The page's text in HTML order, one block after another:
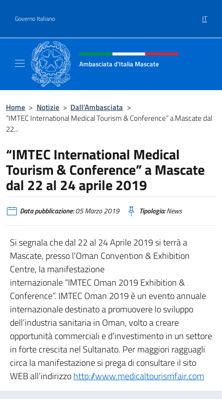
Governo Italiano IT
Intestazione sito, social e menù
Ambasciata d'Italia Mascate
Home > Notizie > Dall’Ambasciata >
“IMTEC International Medical Tourism & Conference” a Mascate dal
22...
“IMTEC International Medical
Tourism & Conference” a Mascate
dal 22 al 24 aprile 2019
Data pubblicazione:05 Marzo 2019 Tipologia:News
Si segnala che dal 22 al 24 Aprile 2019 si terrà a
Mascate, presso l’Oman Convention & Exhibition
Centre, la manifestazione
internazionale “IMTEC Oman 2019 Exhibition &
Conference”. IMTEC Oman 2019 è un evento annuale
internazionale destinato a promuovere lo sviluppo
dell’industria sanitaria in Oman, volto a creare
opportunità commerciali e d’investimento in un settore
in forte crescita nel Sultanato. Per maggiori ragguagli
circa la manifestazione si prega di consultare il sito
WEB all’indirizzohttp://www.medicaltourismfair.com